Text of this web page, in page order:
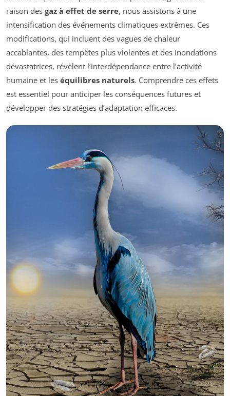
raison des gaz à effet de serre, nous assistons à une
intensification des événements climatiques extrêmes. Ces
modifications, qui incluent des vagues de chaleur
accablantes, des tempêtes plus violentes et des inondations
dévastatrices, révèlent l’interdépendance entre l’activité
humaine et les équilibres naturels. Comprendre ces effets
est essentiel pour anticiper les conséquences futures et
développer des stratégies d’adaptation efficaces.